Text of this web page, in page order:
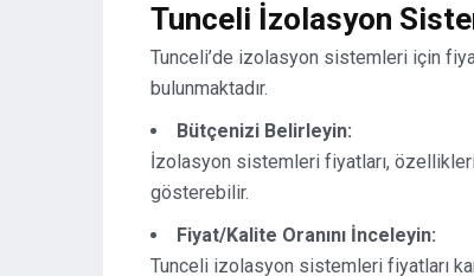
Tunceli İzolasyon
Tunceli’de izolasyon sistemleri için
bulunmaktadır.
Bütçenizi Belirleyin:
İzolasyon sistemleri fiyatları,
gösterebilir.
Fiyat/Kalite Oranını İnceleyin:
Tunceli izolasyon sistemleri fiyatları